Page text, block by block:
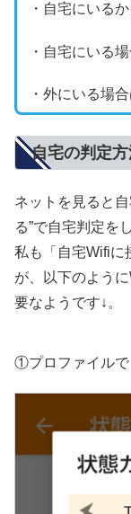
・自宅にいる
・自宅にいる
・外にいる場
自宅の判定
ネットを見ると
る”で自宅判定を
私も「自宅Wifiに
が、以下のよう
要なようです↓。
①プロファイルで